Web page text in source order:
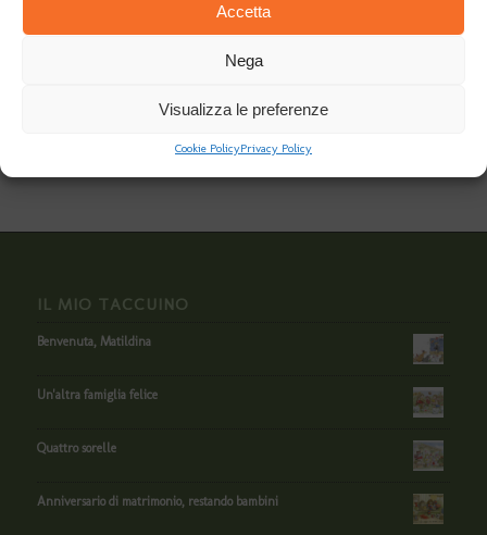
Accetta
Nega
Visualizza le preferenze
Cookie PolicyPrivacy Policy
IL MIO TACCUINO
Benvenuta, Matildina
Un'altra famiglia felice
Quattro sorelle
Anniversario di matrimonio, restando bambini